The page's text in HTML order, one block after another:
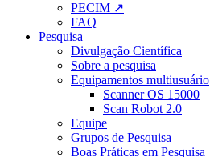
PECIM ↗
FAQ
Pesquisa
Divulgação Científica
Sobre a pesquisa
Equipamentos multiusuário
Scanner OS 15000
Scan Robot 2.0
Equipe
Grupos de Pesquisa
Boas Práticas em Pesquisa